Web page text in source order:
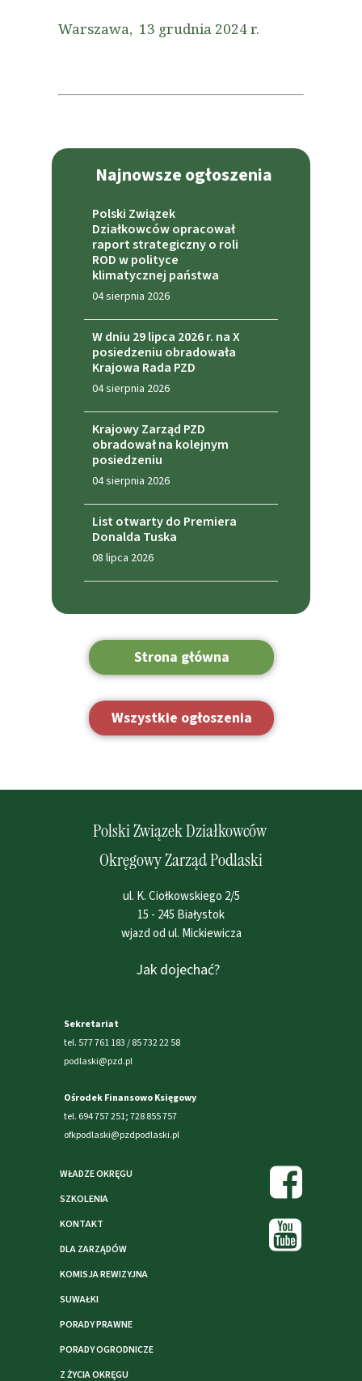
Najnowsze ogłoszenia
Polski Związek
Działkowców opracował
raport strategiczny o roli
ROD w polityce
klimatycznej państwa
04 sierpnia 2026
W dniu 29 lipca 2026 r. na X
posiedzeniu obradowała
Krajowa Rada PZD
04 sierpnia 2026
Krajowy Zarząd PZD
obradował na kolejnym
posiedzeniu
04 sierpnia 2026
List otwarty do Premiera
Donalda Tuska
08 lipca 2026
Wszystkie ogłoszenia
Strona główna
Warszawa, 13 grudnia 2024 r.
Jak dojechać?
Polski Związek Działkowców
Okręgowy Zarząd Podlaski
ul. K. Ciołkowskiego 2/5
15 - 245 Białystok
wjazd od ul. Mickiewicza
Sekretariat
tel. 577 761 183 / 85 732 22 58
podlaski@pzd.pl
Ośrodek Finansowo Księgowy
tel. 694 757 251; 728 855 757
ofkpodlaski@pzdpodlaski.pl
WŁADZE OKRĘGU
SZKOLENIA
KONTAKT
DLA ZARZĄDÓW
KOMISJA REWIZYJNA
SUWAŁKI
PORADY PRAWNE
PORADY OGRODNICZE
Z ŻYCIA OKRĘGU